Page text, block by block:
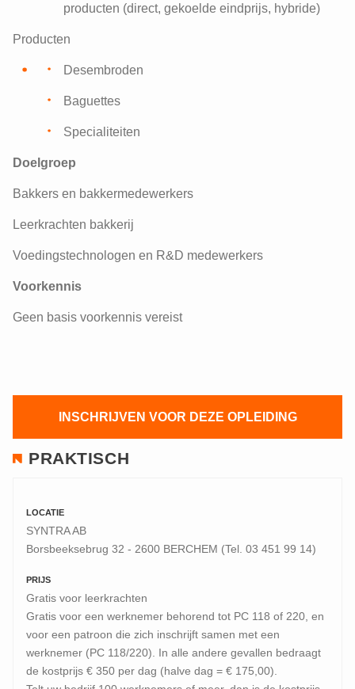
producten (direct, gekoelde eindprijs, hybride)
Producten
Desembroden
Baguettes
Specialiteiten
Doelgroep
Bakkers en bakkermedewerkers
Leerkrachten bakkerij
Voedingstechnologen en R&D medewerkers
Voorkennis
Geen basis voorkennis vereist
INSCHRIJVEN VOOR DEZE OPLEIDING
PRAKTISCH
LOCATIE
SYNTRA AB
Borsbeeksebrug 32 - 2600 BERCHEM (Tel. 03 451 99 14)
PRIJS
Gratis voor leerkrachten
Gratis voor een werknemer behorend tot PC 118 of 220, en
voor een patroon die zich inschrijft samen met een
werknemer (PC 118/220). In alle andere gevallen bedraagt
de kostprijs € 350 per dag (halve dag = € 175,00).